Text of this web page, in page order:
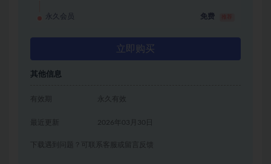
永久会员 免费
立即购买
其他信息
有效期 永久有效
2026年03月30日
下载遇到问题？可联系客服或留言反馈